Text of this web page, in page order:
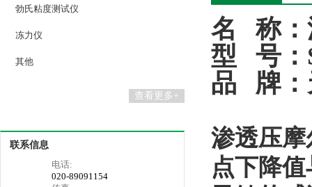
勃氏粘度测试仪
冻力仪
其他
查看更多+
联系信息
电话:
020-89091154
名 称：
型
号：
品
牌：
渗透压
点下降